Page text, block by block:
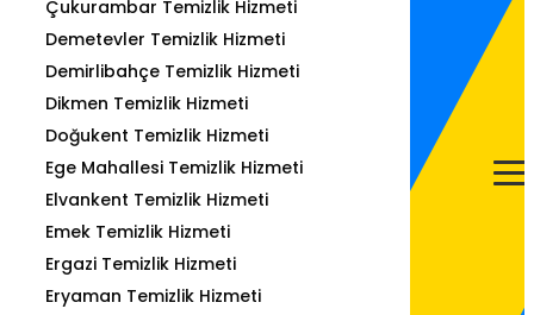
Çukurambar Temizlik Hizmeti
Demetevler Temizlik Hizmeti
Demirlibahçe Temizlik Hizmeti
Dikmen Temizlik Hizmeti
Doğukent Temizlik Hizmeti
Ege Mahallesi Temizlik Hizmeti
Elvankent Temizlik Hizmeti
Emek Temizlik Hizmeti
Ergazi Temizlik Hizmeti
Eryaman Temizlik Hizmeti